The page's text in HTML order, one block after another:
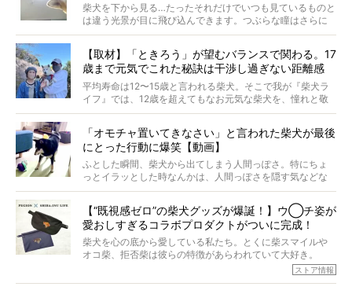
柴犬を下から見る…たったそれだけでいつも見ているものと
は違う光景が目に飛び込んできます。つぶらな瞳はさらに
つぶらに見え、モフモフのお顔はさらにモフモフに見えま
【取材】「ときろう」が望むバランスで関わる。17
歳まで元気でこれた秘訣は干渉し過ぎない距離感
#38ときろう
平均寿命は12〜15歳と言われる柴犬。そこで我が『柴犬ラ
イフ』では、12歳を超えてもなお元気な柴犬を、憧れと敬
意を込めて“レジェンド柴”と呼んでいます。 この特集で
ォーカスし、その元気の秘訣や、老犬と暮らすうえで大切
だと思うことを、オーナーさんに語っていただきます。今
回登場してくれたのは、17歳のときろうくん。小さい頃か
ら食が細かったため、何でも食べさせてきたということで
「オモチャ置いてきなさい」と言われた柴犬が最後
にとった行動に爆笑【動画】
ふとした瞬間、柴犬から出てしまう人間っぽさ。特にちょ
っとイラッとした時なんかは、人間っぽさを隠す気などな
いように見えます。もしかして本当の本当は、中身は人間
【“既視感ゼロ”の柴犬グッズが爆誕！】ウ◯チ姿が
愛おしすぎるコラボプロダクトがついに完成！
柴犬を心の底から愛している私たち。とくに柴スマイルや
オコ柴、拒否柴は彼らの特徴があらわれていて大好き。
でもちょっと待て…もうひとつ、忘れてはならない愛おしい
シーンがあったぞ。それは、背中を丸めて“ウンチなう”の姿
ストア情報